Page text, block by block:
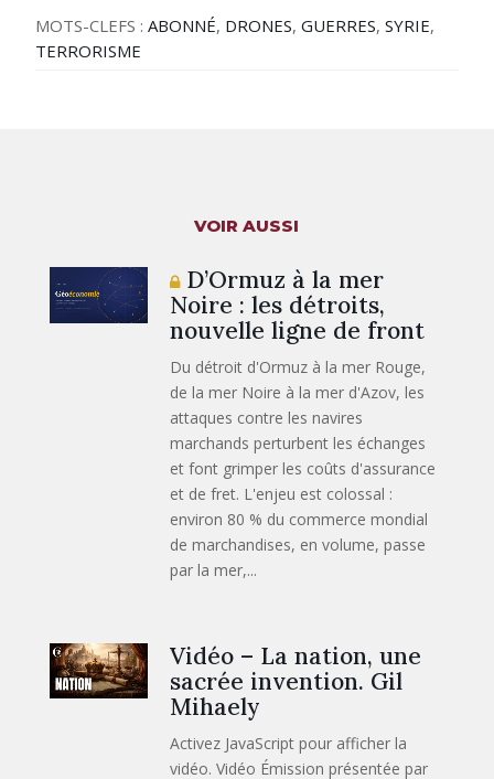
MOTS-CLEFS :ABONNÉ, DRONES,GUERRES,SYRIE,
TERRORISME
VOIR AUSSI
D’Ormuz à la mer
Noire : les détroits,
nouvelle ligne de front
Du détroit d'Ormuz à la mer Rouge,
de la mer Noire à la mer d'Azov, les
attaques contre les navires
marchands perturbent les échanges
et font grimper les coûts d'assurance
et de fret. L'enjeu est colossal :
environ 80 % du commerce mondial
de marchandises, en volume, passe
par la mer,...
Vidéo – La nation, une
sacrée invention. Gil
Mihaely
Activez JavaScript pour afficher la
vidéo. Vidéo Émission présentée par